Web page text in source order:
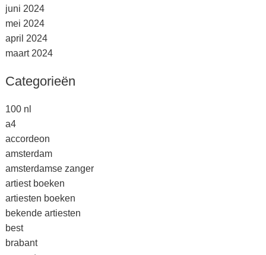
juni 2024
mei 2024
april 2024
maart 2024
Categorieën
100 nl
a4
accordeon
amsterdam
amsterdamse zanger
artiest boeken
artiesten boeken
bekende artiesten
best
brabant